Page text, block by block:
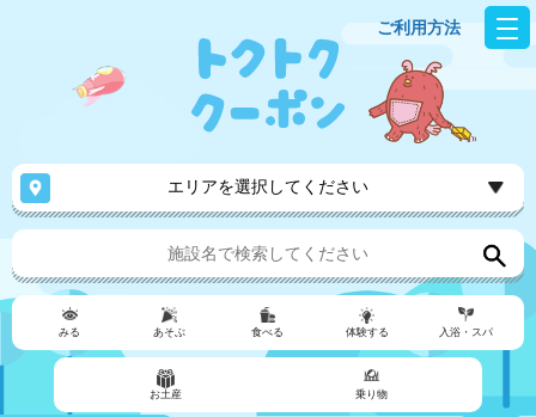
ご利用方法
エリアを選択してください
みる あそぶ 食べる 体験する 入浴・スパ
お土産 乗り物